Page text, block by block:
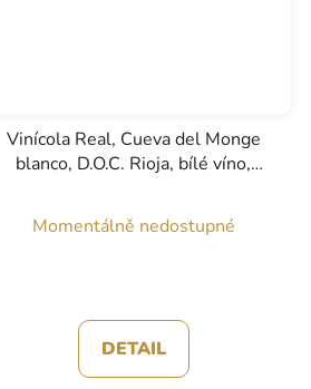
Vinícola Real, Cueva del Monge
blanco, D.O.C. Rioja, bílé víno,
Momentálně nedostupné
DETAIL